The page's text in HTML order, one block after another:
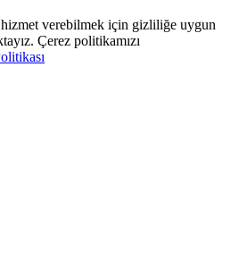
verebilmek için gizliliğe uygun
Çerez politikamızı